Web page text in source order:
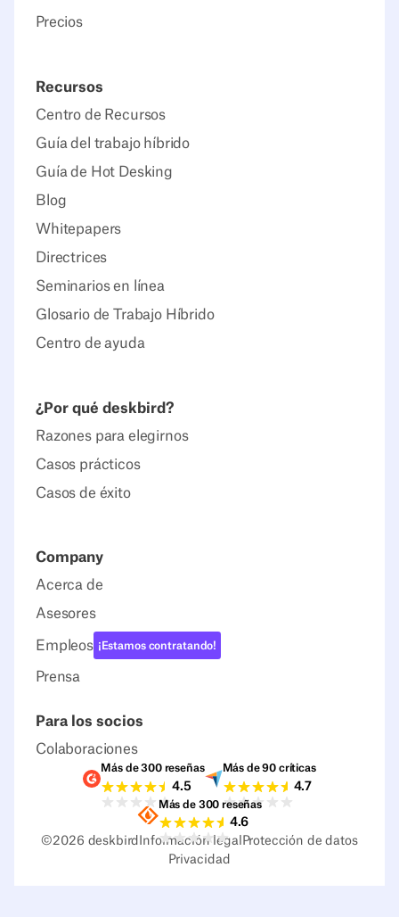
Precios
Recursos
Centro de Recursos
Guía del trabajo híbrido
Guía de Hot Desking
Blog
Whitepapers
Directrices
Seminarios en línea
Glosario de Trabajo Híbrido
Centro de ayuda
¿Por qué deskbird?
Razones para elegirnos
Casos prácticos
Casos de éxito
Company
Acerca de
Asesores
Empleos ¡Estamos contratando!
Prensa
Para los socios
Colaboraciones
Valoraciones G2
Más de 300 reseñas
4.5
Valoraciones
Más de 90 críticas
4.7
Valoraciones Sourceforge
Más de 300 reseñas
4.6
©2026 deskbird Información legal Protección de datos
Privacidad